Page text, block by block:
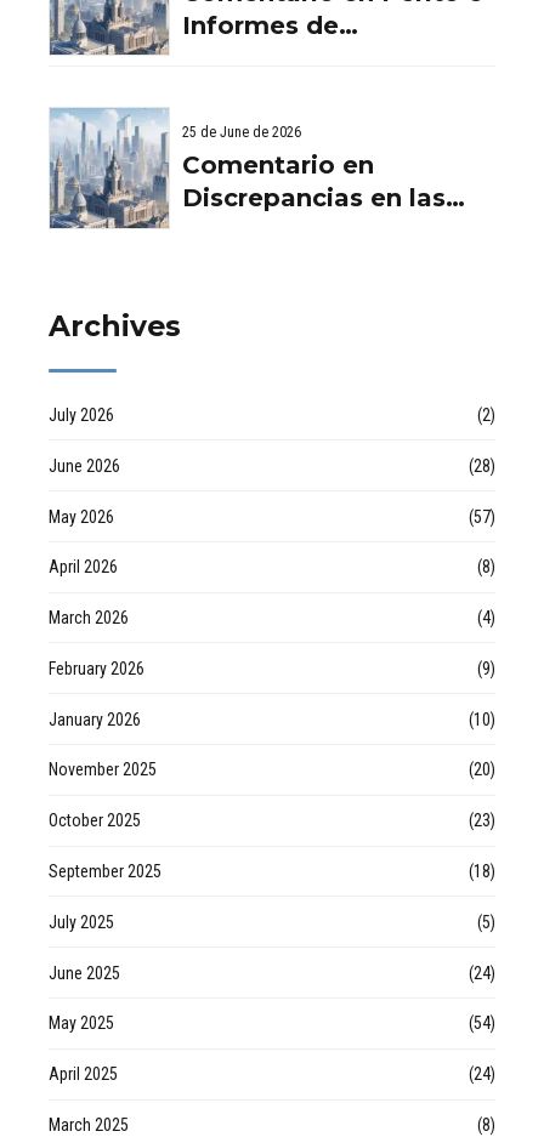
Aurema -
Rehabilitaciones y
Informes de
Viviendas: Lo Que
Debes Saber por
empresa de desatascos
25 de June de 2026
Comentario en
Discrepancias en las
Archives
July 2026 (2)
June 2026 (28)
May 2026 (57)
April 2026 (8)
March 2026 (4)
February 2026 (9)
January 2026 (10)
November 2025 (20)
October 2025 (23)
September 2025 (18)
July 2025 (5)
June 2025 (24)
May 2025 (54)
April 2025 (24)
March 2025 (8)